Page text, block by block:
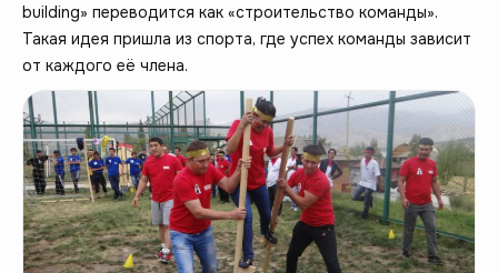
building» переводится как «строительство команды».
Такая идея пришла из спорта, где успех команды зависит
от каждого её члена.